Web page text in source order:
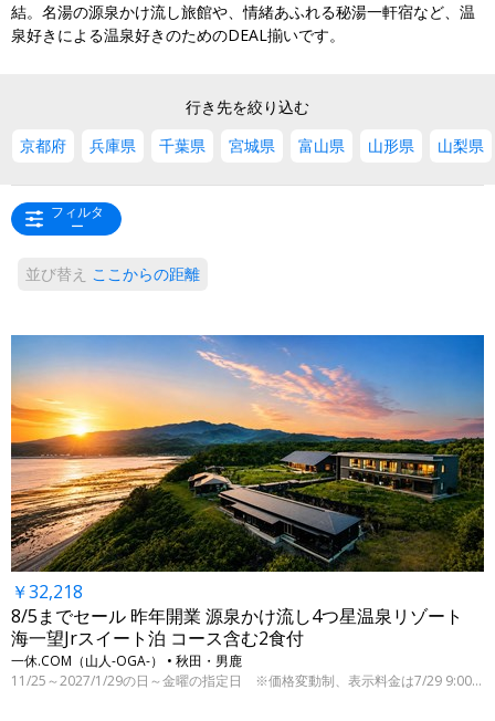
結。名湯の源泉かけ流し旅館や、情緒あふれる秘湯一軒宿など、温
泉好きによる温泉好きのためのDEAL揃いです。
行き先を絞り込む
京都府
兵庫県 千葉県 宮城県 富山県 山形県 山梨県
フィルタ
ー
並び替え ここからの距離
￥32,218
8/5までセール 昨年開業 源泉かけ流し4つ星温泉リゾート
海一望Jrスイート泊 コース含む2食付
一休.COM（山人-OGA-） • 秋田・男鹿
11/25～2027/1/29の日～金曜の指定日 ※価格変動制、表示料金は7/29 9:00時点